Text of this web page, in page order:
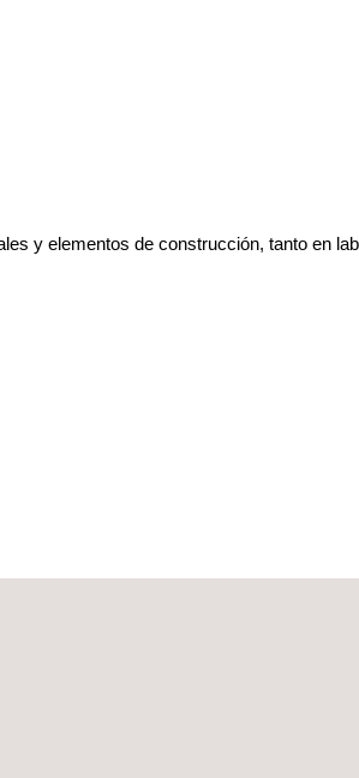
y elementos de construcción, tanto en